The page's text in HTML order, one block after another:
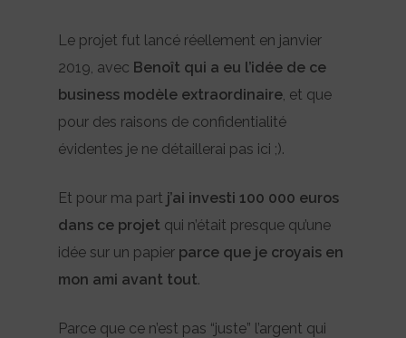
Le projet fut lancé réellement en janvier
2019, avec Benoît qui a eu l’idée de ce
business modèle extraordinaire, et que
pour des raisons de confidentialité
évidentes je ne détaillerai pas ici ;).
Et pour ma part j’ai investi 100 000 euros
dans ce projet qui n’était presque qu’une
idée sur un papier parce que je croyais en
mon ami avant tout.
Parce que ce n’est pas “juste” l’argent qui